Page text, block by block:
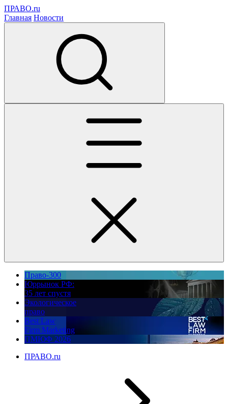
ПРАВО.ru
Главная Новости
Право-300
Юррынок РФ:
35 лет спустя
Экологическое
право
Best Law
Firm Marketing
ПМЮФ 2026
ПРАВО.ru